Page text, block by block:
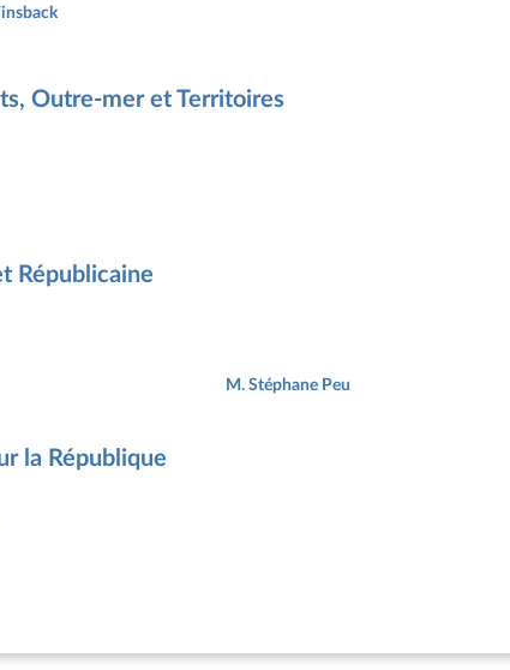
Outre-mer et Territoires
Républicaine
M. Stéphane Peu
la République